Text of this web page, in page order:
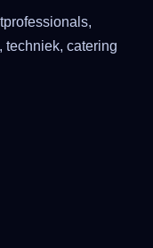
techniek, catering